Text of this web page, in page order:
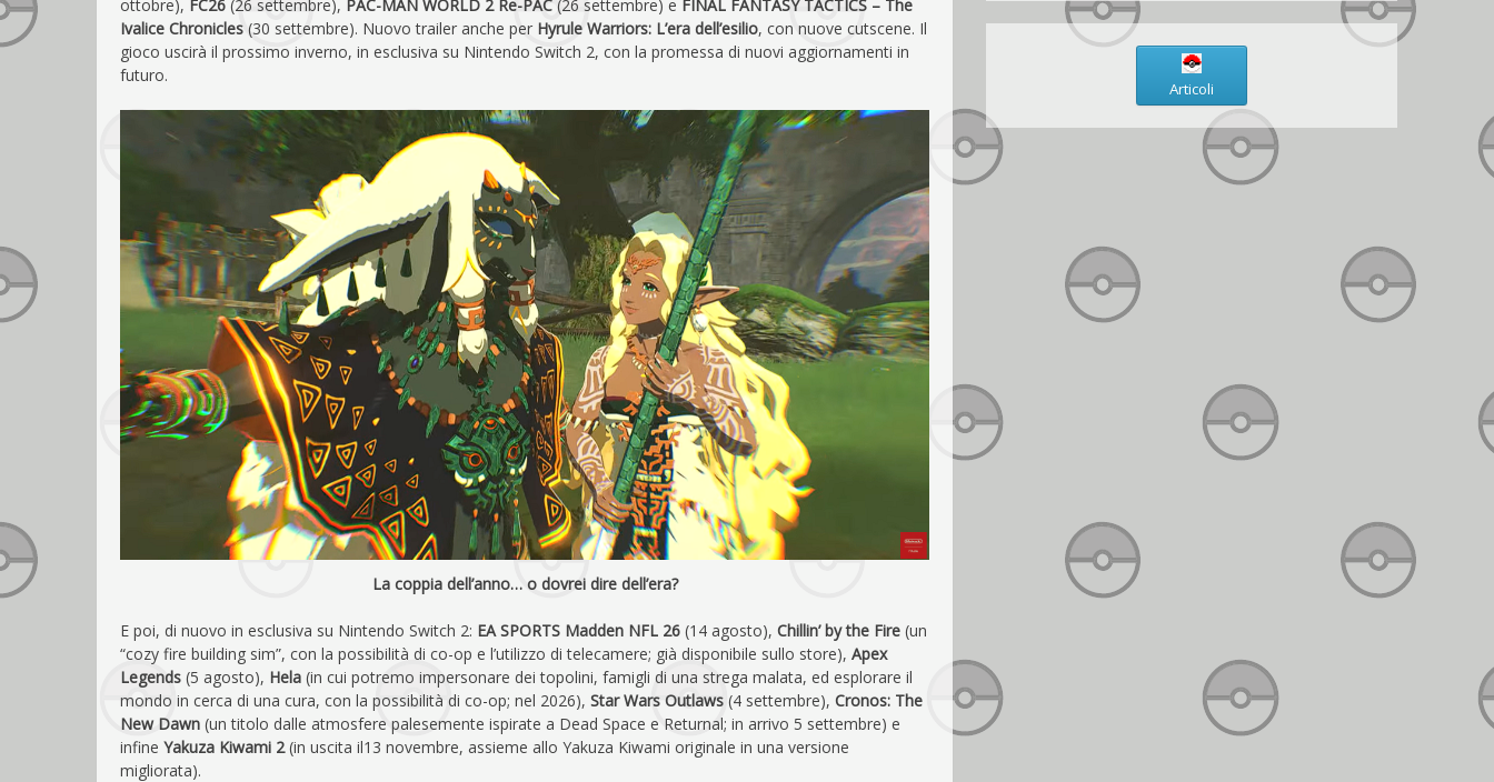
ottobre), FC26 (26 settembre), PAC-MAN WORLD 2 Re-PAC (26 settembre) e FINAL FANTASY TACTICS – The
Ivalice Chronicles (30 settembre). Nuovo trailer anche per Hyrule Warriors: L’era dell’esilio, con nuove cutscene. Il
gioco uscirà il prossimo inverno, in esclusiva su Nintendo Switch 2, con la promessa di nuovi aggiornamenti in
futuro.
La coppia dell’anno… o dovrei dire dell’era?
E poi, di nuovo in esclusiva su Nintendo Switch 2: EA SPORTS Madden NFL 26 (14 agosto), Chillin’ by the Fire (un
“cozy fire building sim”, con la possibilità di co-op e l’utilizzo di telecamere; già disponibile sullo store), Apex
Legends (5 agosto), Hela (in cui potremo impersonare dei topolini, famigli di una strega malata, ed esplorare il
mondo in cerca di una cura, con la possibilità di co-op; nel 2026), Star Wars Outlaws (4 settembre), Cronos: The
New Dawn (un titolo dalle atmosfere palesemente ispirate a Dead Space e Returnal; in arrivo 5 settembre) e
infine Yakuza Kiwami 2(in uscita il13 novembre, assieme allo Yakuza Kiwami originale in una versione
migliorata).
Articoli